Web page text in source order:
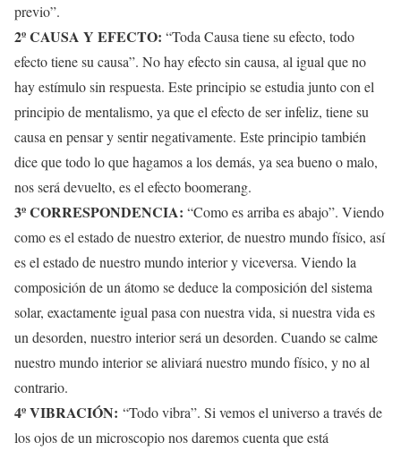
previo”.
2º CAUSA Y EFECTO: “Toda Causa tiene su efecto, todo
efecto tiene su causa”. No hay efecto sin causa, al igual que no
hay estímulo sin respuesta. Este principio se estudia junto con el
principio de mentalismo, ya que el efecto de ser infeliz, tiene su
causa en pensar y sentir negativamente. Este principio también
dice que todo lo que hagamos a los demás, ya sea bueno o malo,
nos será devuelto, es el efecto boomerang.
3º CORRESPONDENCIA: “Como es arriba es abajo”. Viendo
como es el estado de nuestro exterior, de nuestro mundo físico, así
es el estado de nuestro mundo interior y viceversa. Viendo la
composición de un átomo se deduce la composición del sistema
solar, exactamente igual pasa con nuestra vida, si nuestra vida es
un desorden, nuestro interior será un desorden. Cuando se calme
nuestro mundo interior se aliviará nuestro mundo físico, y no al
contrario.
4º VIBRACIÓN: “Todo vibra”. Si vemos el universo a través de
los ojos de un microscopio nos daremos cuenta que está